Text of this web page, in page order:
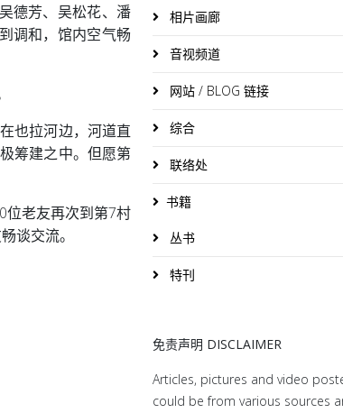
德芳、吴松花、潘
调和，馆内空气畅
也拉河边，河道直
筹建之中。但愿第
位老友再次到第7村
谈交流。
相片画廊
音视频道
网站 / BLOG 链接
综合
联络处
书籍
丛书
特刊
免责声明 DISCLAIMER
Articles, pictures and video
could be from various sources